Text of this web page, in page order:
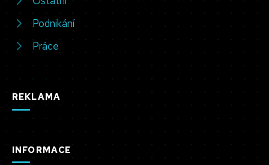
Podnikání
Práce
REKLAMA
INFORMACE